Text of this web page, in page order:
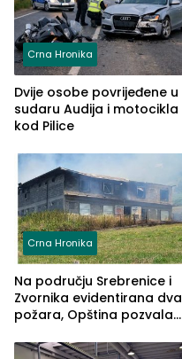
Crna Hronika
Dvije osobe povrijeđene u
sudaru Audija i motocikla
kod Pilice
Crna Hronika
Na području Srebrenice i
Zvornika evidentirana dva
požara, Opština pozvala